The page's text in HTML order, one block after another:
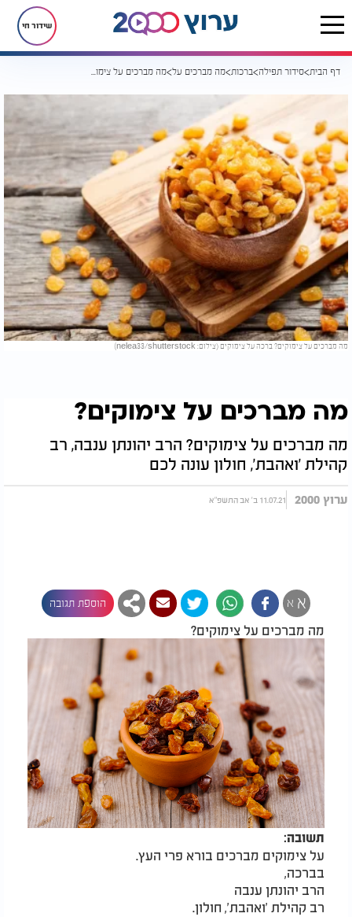
שידור חי
דף הבית סידור תפילה ברכות מה מברכים על מה מברכים על צימוקים?
מה מברכים על צימוקים? ברכה על צימוקים (צילום: nelea33/shutterstock)
מה מברכים על צימוקים?
מה מברכים על צימוקים? הרב יהונתן ענבה, רב
קהילת 'ואהבת', חולון עונה לכם
ערוץ 2000 11.07.21 ב' אב התשפ"א
א א הוספת תגובה
מה מברכים על צימוקים?
תשובה:
על צימוקים מברכים בורא פרי העץ.
בברכה,
הרב יהונתן ענבה
רב קהילת 'ואהבת', חולון.